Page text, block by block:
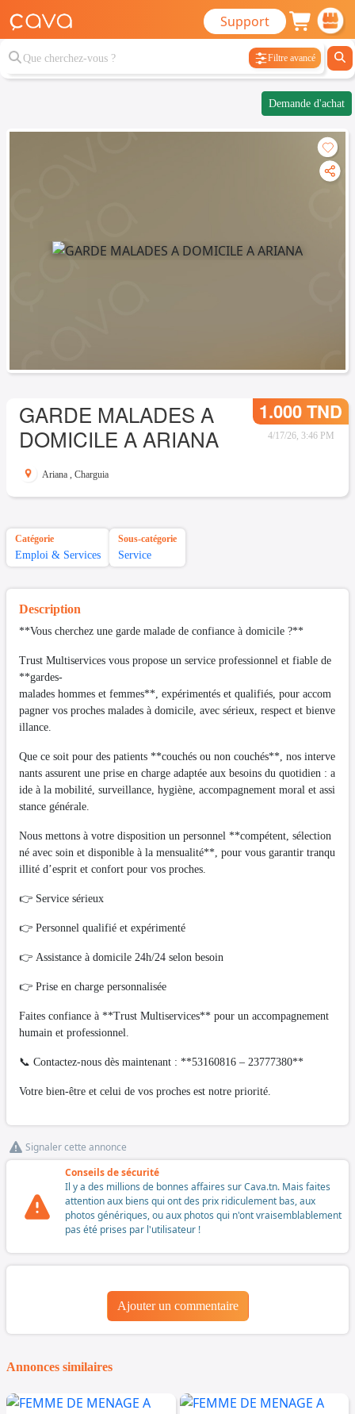
Support
Filtre avancé
Demande d'achat
GARDE MALADES A
DOMICILE A ARIANA
1.000 TND
4/17/26, 3:46 PM
Ariana , Charguia
Catégorie
Emploi & Services
Sous-catégorie
Service
Description
**Vous cherchez une garde malade de confiance à domicile ?**
Trust Multiservices vous propose un service professionnel et fiable de
**gardes-
malades hommes et femmes**, expérimentés et qualifiés, pour accom
pagner vos proches malades à domicile, avec sérieux, respect et bienve
illance.
Que ce soit pour des patients **couchés ou non couchés**, nos interve
nants assurent une prise en charge adaptée aux besoins du quotidien : a
ide à la mobilité, surveillance, hygiène, accompagnement moral et assi
stance générale.
Nous mettons à votre disposition un personnel **compétent, sélection
né avec soin et disponible à la mensualité**, pour vous garantir tranqu
illité d’esprit et confort pour vos proches.
👉 Service sérieux
👉 Personnel qualifié et expérimenté
👉 Assistance à domicile 24h/24 selon besoin
👉 Prise en charge personnalisée
Faites confiance à **Trust Multiservices** pour un accompagnement
humain et professionnel.
📞 Contactez-nous dès maintenant : **53160816 – 23777380**
Votre bien-être et celui de vos proches est notre priorité.
Signaler cette annonce
Conseils de sécurité
Il y a des millions de bonnes affaires sur Cava.tn. Mais faites
attention aux biens qui ont des prix ridiculement bas, aux
photos génériques, ou aux photos qui n'ont vraisemblablement
pas été prises par l'utilisateur !
Ajouter un commentaire
Annonces similaires